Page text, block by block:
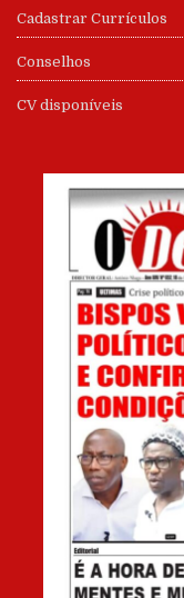
Cadastrar Currículos
Conselhos
CV disponíveis